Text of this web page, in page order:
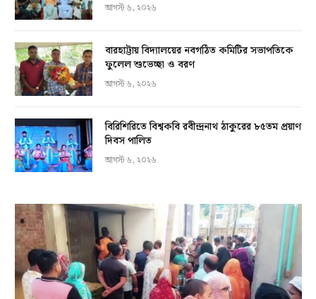
আগস্ট ৬, ২০২৬
বারহাট্টায় বিদ্যালয়ের নবগঠিত কমিটির সভাপতিকে
ফুলেল শুভেচ্ছা ও বরণ
আগস্ট ৬, ২০২৬
বিরিশিরিতে বিশ্বকবি রবীন্দ্রনাথ ঠাকুরের ৮৫তম প্রয়াণ
দিবস পালিত
আগস্ট ৬, ২০২৬